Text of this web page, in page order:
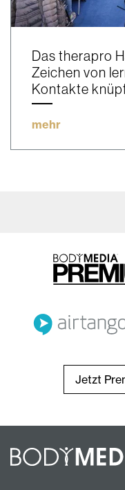
Das therapro
Zeichen von
Kontakte
mehr
Jetzt